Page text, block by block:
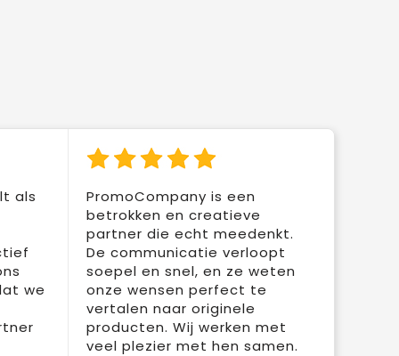
als
we
PromoCompany is een
betrokken en creatieve
partner die echt meedenkt.
De communicatie verloopt
soepel en snel, en ze weten
onze wensen perfect te
vertalen naar originele
producten. Wij werken met
veel plezier met hen samen.